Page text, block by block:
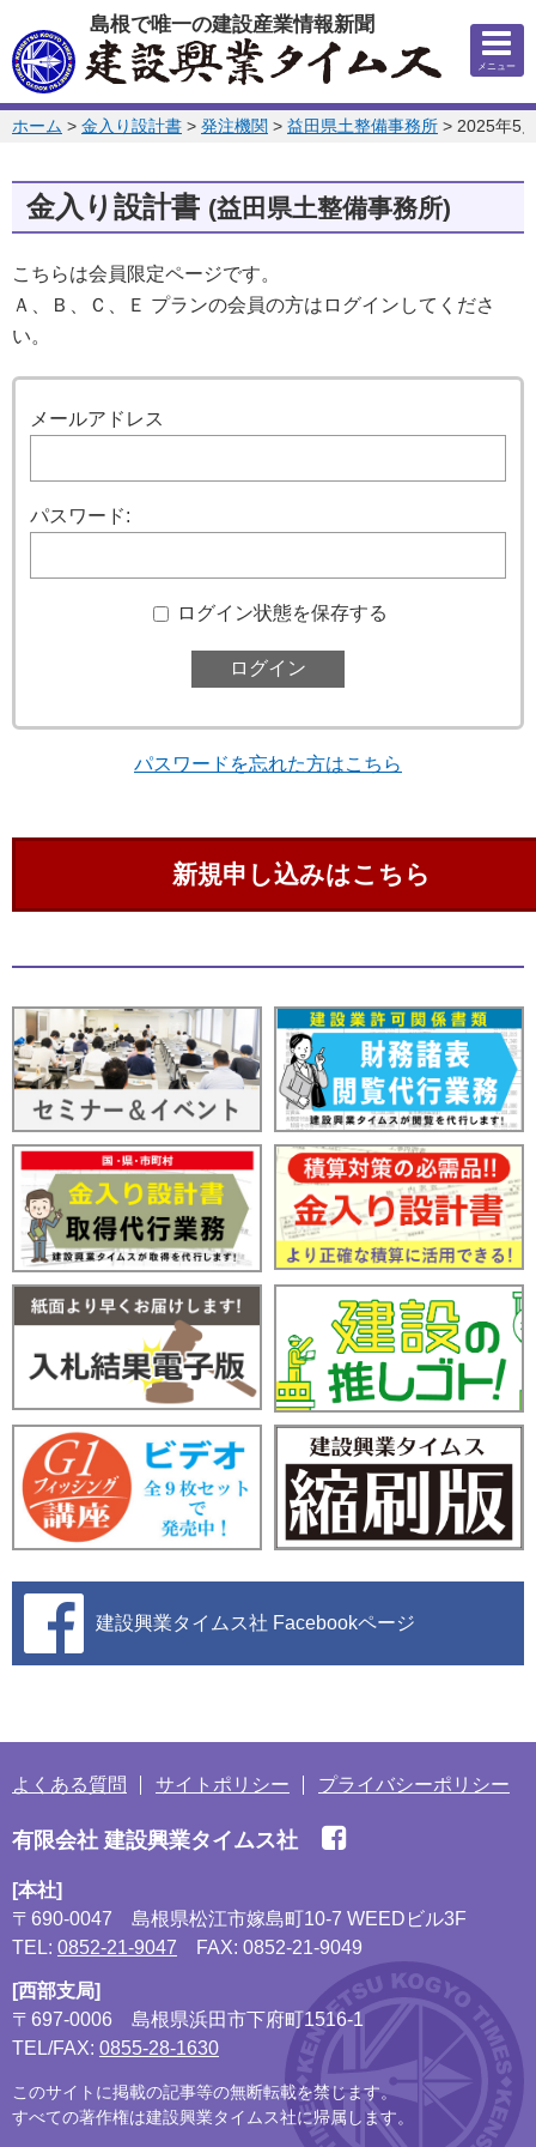
このページの本文へ
島根で唯一の建設産業情報新聞
メニュー
このページの位置:
ホーム > 金入り設計書 > 発注機関 > 益田県土整備事務所 > 2025年5
金入り設計書 (益田県土整備事務所)
こちらは会員限定ページです。
Ａ、Ｂ、Ｃ、Ｅ プランの会員の方はログインしてくださ
い。
メールアドレス
パスワード:
ログイン状態を保存する
パスワードを忘れた方はこちら
新規申し込みはこちら
建設興業タイムス社 Facebookページ
よくある質問 サイトポリシー プライバシーポリシー
有限会社 建設興業タイムス社
[本社]
〒690-0047
島根県松江市嫁島町10-7 WEEDビル3F
TEL: 0852-21-9047 FAX: 0852-21-9049
[西部支局]
〒697-0006
島根県浜田市下府町1516-1
TEL/FAX: 0855-28-1630
このサイトに掲載の記事等の無断転載を禁じます。
すべての著作権は建設興業タイムス社に帰属します。